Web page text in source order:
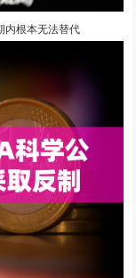
内根本无法替代